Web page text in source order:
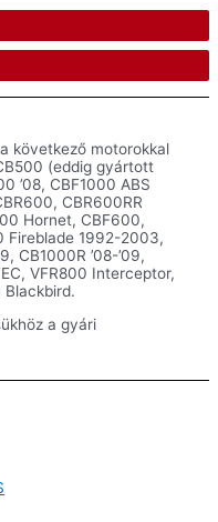
következő motorokkal
(eddig gyártott
’08, CBF1000 ABS
CBR600RR
Hornet, CBF600,
Fireblade 1992-2003,
CB1000R ’08-’09,
VFR800 Interceptor,
Blackbird.
a gyári